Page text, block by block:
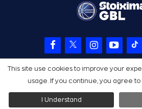
This site use cookies to improve your
usage. If you continue, you agree to
I Understand